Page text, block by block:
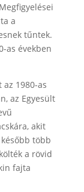
a
tűntek.
as években
1980-as
az Egyesült
akit
több
a rövid
fajta